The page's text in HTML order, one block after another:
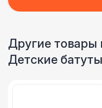
Другие товары
Детские батуты